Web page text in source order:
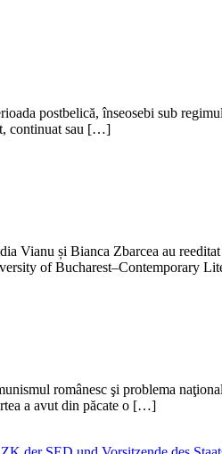
postbelică, înseosebi sub
continuat sau […]
Vianu și Bianca Zbarcea au
of Bucharest–Contemporary
românesc şi problema
a avut din păcate o […]